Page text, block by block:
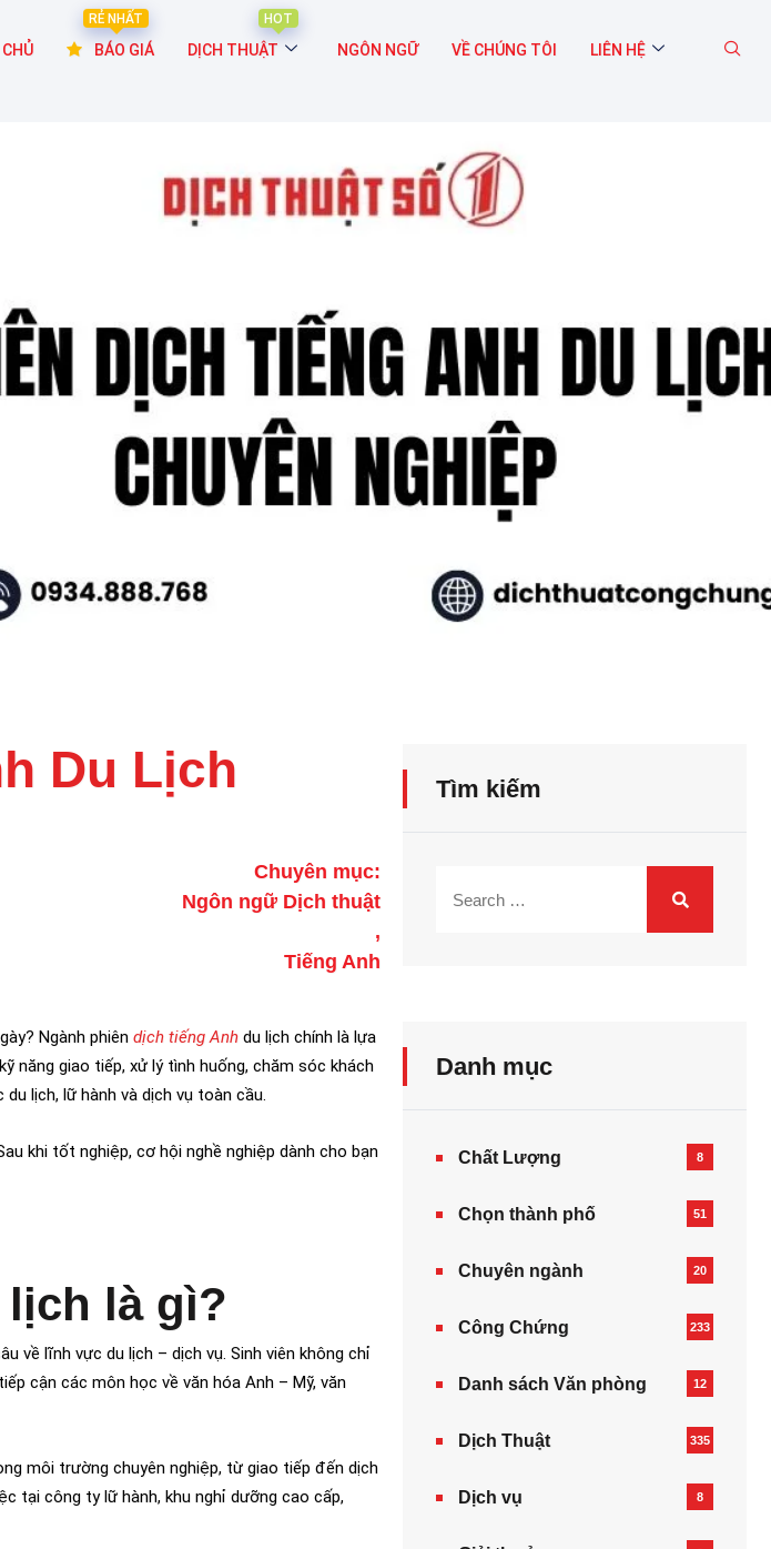
RẺ NHẤT
BÁO GIÁ
HOT
DỊCH THUẬT NGÔN NGỮ VỀ CHÚNG TÔI LIÊN HỆ
Du Lịch
Chuyên mục:
Ngôn ngữ Dịch thuật
,
Tiếng Anh
Ngành phiên dịch tiếng Anh du lịch chính là lựa
năng giao tiếp, xử lý tình huống, chăm sóc khách
lịch, lữ hành và dịch vụ toàn cầu.
khi tốt nghiệp, cơ hội nghề nghiệp dành cho bạn
là gì?
về lĩnh vực du lịch – dịch vụ. Sinh viên không chỉ
cận các môn học về văn hóa Anh – Mỹ, văn
môi trường chuyên nghiệp, từ giao tiếp đến dịch
tại công ty lữ hành, khu nghỉ dưỡng cao cấp,
Tìm kiếm
Danh mục
Chất Lượng 8
Chọn thành phố 51
Chuyên ngành 20
Công Chứng 233
Danh sách Văn phòng 12
Dịch Thuật 335
Dịch vụ 8